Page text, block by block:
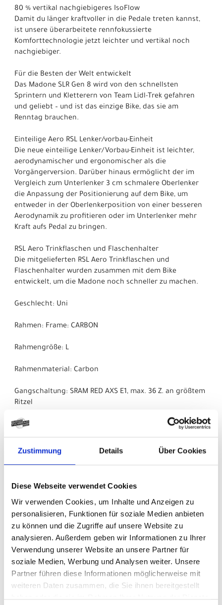
Zustimmung Details Über Cookies
Diese Webseite verwendet Cookies
Wir verwenden Cookies, um Inhalte und Anzeigen zu
personalisieren, Funktionen für soziale Medien anbieten
zu können und die Zugriffe auf unsere Website zu
analysieren. Außerdem geben wir Informationen zu Ihrer
Verwendung unserer Website an unsere Partner für
soziale Medien, Werbung und Analysen weiter. Unsere
Partner führen diese Informationen möglicherweise mit
weiteren Daten zusammen, die Sie ihnen bereitgestellt
haben oder die sie im Rahmen Ihrer Nutzung der Dienste
80 % vertikal nachgiebigeres IsoFlow
Damit du länger kraftvoller in die Pedale treten kannst,
ist unsere überarbeitete rennfokussierte
Komforttechnologie jetzt leichter und vertikal noch
nachgiebiger.
Für die Besten der Welt entwickelt
Das Madone SLR Gen 8 wird von den schnellsten
Sprintern und Kletterern von Team Lidl-Trek gefahren
und geliebt – und ist das einzige Bike, das sie am
Renntag brauchen.
Einteilige Aero RSL Lenker/vorbau-Einheit
Die neue einteilige Lenker/Vorbau-Einheit ist leichter,
aerodynamischer und ergonomischer als die
Vorgängerversion. Darüber hinaus ermöglicht der im
Vergleich zum Unterlenker 3 cm schmalere Oberlenker
die Anpassung der Positionierung auf dem Bike, um
entweder in der Oberlenkerposition von einer besseren
Aerodynamik zu profitieren oder im Unterlenker mehr
Kraft aufs Pedal zu bringen.
RSL Aero Trinkflaschen und Flaschenhalter
Die mitgelieferten RSL Aero Trinkflaschen und
Flaschenhalter wurden zusammen mit dem Bike
entwickelt, um die Madone noch schneller zu machen.
Geschlecht: Uni
Rahmen: Frame: CARBON
Rahmengröße: L
Rahmenmaterial: Carbon
Gangschaltung: SRAM RED AXS E1, max. 36 Z. an größtem
Ritzel
Anzahl Gänge: 1
Schalthebel: SRAM RED AXS E1 // SRAM RED AXS E1
Vorderradbremse: Max. Bremsscheibendu
Reifen: Pirelli P Zero Race, 120 TPI, Tubeless-kompatibel,
700 x 28 mm
Schaltwerk vorne: SRAM RED AXS E1, Anlötversion
Schaltwerk hinten: SRAM RED AXS E1, max. 36 Z. an
größtem Ritzel
Kurbelsatz: SRAM RED AXS E1, Powermeter, 48/35 Z., DUB,